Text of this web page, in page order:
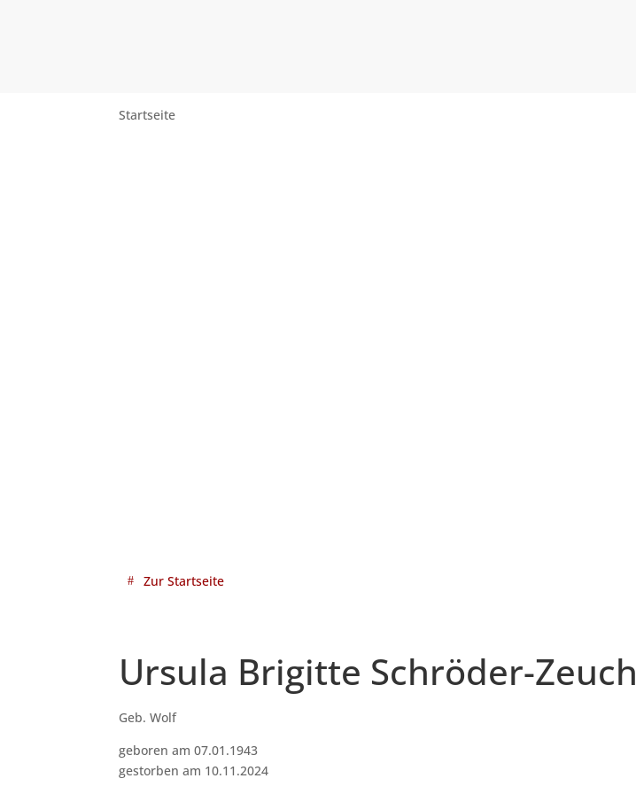
Startseite
Zur Startseite
Ursula Brigitte Schröder-Zeuch
Geb. Wolf
geboren am 07.01.1943
gestorben am 10.11.2024